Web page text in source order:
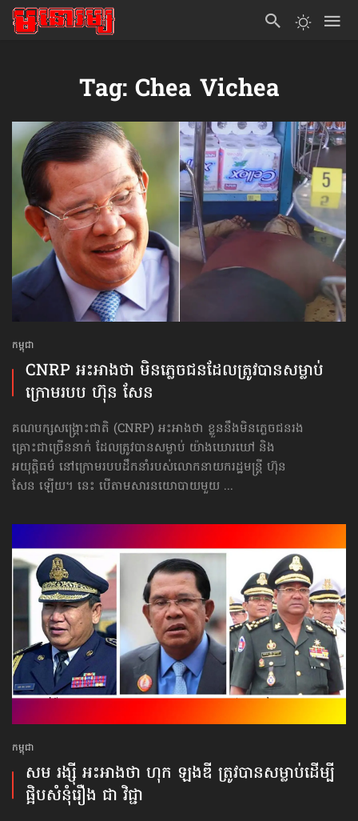
Tag: Chea Vichea
កម្ពុជា
CNRP អះអាងថា មិនភ្លេចជន​ដែល​ត្រូវបាន​សម្លាប់
ក្រោមរបប ហ៊ុន សែន
គណបក្សសង្គ្រោះជាតិ (CNRP) អះអាងថា ខ្លួននឹងមិនភ្លេច​ជនរង
គ្រោះ​ជាច្រើន​នាក់ ដែលត្រូវបានសម្លាប់ យ៉ាងឃោរឃៅ និង
អយុត្តិធម៌ នៅក្រោមរបបដឹកនាំ​របស់​លោក​​នាយករដ្ឋមន្ត្រី ហ៊ុន
សែន ឡើយ។ នេះ បើតាមសារនយោបាយមួយ ...
កម្ពុជា
សម រង្ស៊ី អះអាងថា ហុក ឡងឌី ត្រូវបាន​សម្លាប់​ដើម្បី​
ផ្អិប​សំនុំរឿង ជា វិជ្ជា